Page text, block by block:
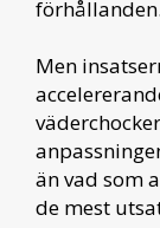
förhållanden.
Men
än vad som
de mest